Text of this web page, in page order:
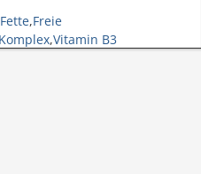
Fette,Freie
,Vitamin B3